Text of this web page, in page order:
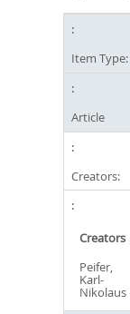
Item Type:
Article
Creators:
Creators
Peifer,
Karl-
Nikolaus